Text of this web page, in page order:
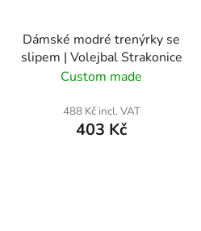
Dámské modré trenýrky se
slipem | Volejbal Strakonice
Custom made
488 Kč incl. VAT
403 Kč